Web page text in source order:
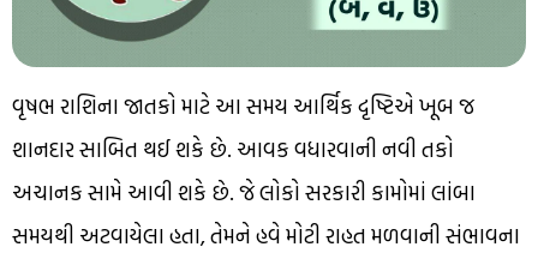
વૃષભ રાશિના જાતકો માટે આ સમય આર્થિક દૃષ્ટિએ ખૂબ જ
શાનદાર સાબિત થઈ શકે છે. આવક વધારવાની નવી તકો
અચાનક સામે આવી શકે છે. જે લોકો સરકારી કામોમાં લાંબા
સમયથી અટવાયેલા હતા, તેમને હવે મોટી રાહત મળવાની સંભાવના